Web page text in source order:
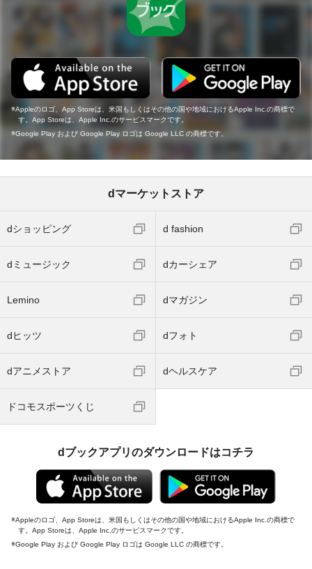
Appleのロゴ、App Storeは、米国もしくはその他の国や地域におけるApple Inc.の商標で
す。App Storeは、Apple Inc.のサービスマークです。
Google Play および Google Play ロゴは Google LLC の商標です。
dマーケットストア
dショッピング d fashion
dミュージック dカーシェア
Lemino dマガジン
dヒッツ dフォト
dアニメストア dヘルスケア
ドコモスポーツくじ
dブックアプリのダウンロードはコチラ
Appleのロゴ、App Storeは、米国もしくはその他の国や地域におけるApple Inc.の商標で
す。App Storeは、Apple Inc.のサービスマークです。
Google Play および Google Play ロゴは Google LLC の商標です。